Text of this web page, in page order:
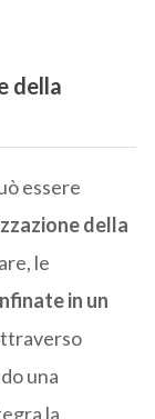
della
essere
della
le
in un
una
la